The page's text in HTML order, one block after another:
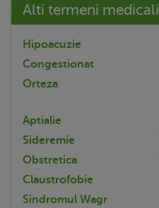
Alti termeni medicali
Hipoacuzie
Congestionat
Orteza
Aptialie
Sideremie
Obstretica
Claustrofobie
Sindromul Wagr